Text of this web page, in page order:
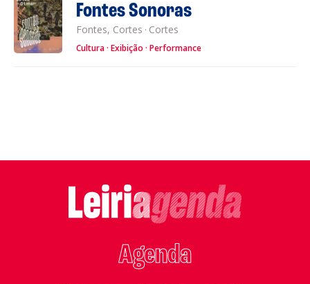
Fontes Sonoras
Fontes, Cortes · Cortes
Cultura Exibição Performance
Agenda